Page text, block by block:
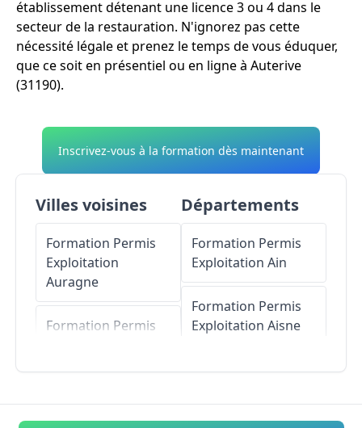
établissement détenant une licence 3 ou 4 dans le
secteur de la restauration. N'ignorez pas cette
nécessité légale et prenez le temps de vous éduquer,
que ce soit en présentiel ou en ligne à Auterive
(31190).
Inscrivez-vous à la formation dès maintenant
Villes voisines
Formation Permis
Exploitation
Auragne
Formation Permis
Formation Permis
Départements
Formation Permis
Exploitation Ain
Formation Permis
Exploitation Aisne
Formation Permis